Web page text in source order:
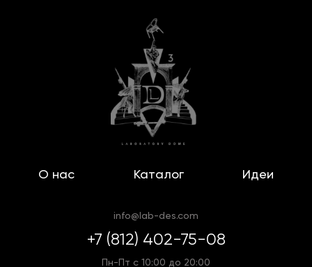
О нас Каталог Идеи
info@lab-des.com
+7 (812) 402-75-08
Пн-Пт с 10:00 до 20:00